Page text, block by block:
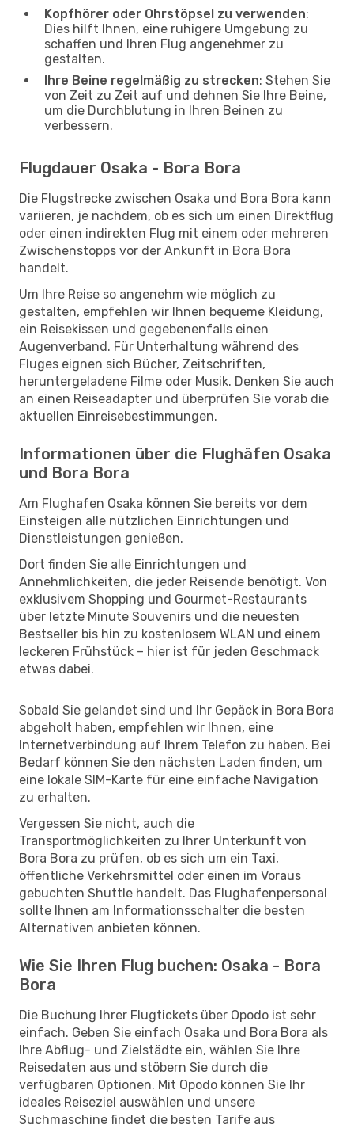
Kopfhörer oder Ohrstöpsel zu verwenden:
Dies hilft Ihnen, eine ruhigere Umgebung zu
schaffen und Ihren Flug angenehmer zu
gestalten.
Ihre Beine regelmäßig zu strecken: Stehen Sie
von Zeit zu Zeit auf und dehnen Sie Ihre Beine,
um die Durchblutung in Ihren Beinen zu
verbessern.
Flugdauer Osaka - Bora Bora
Die Flugstrecke zwischen Osaka und Bora Bora kann
variieren, je nachdem, ob es sich um einen Direktflug
oder einen indirekten Flug mit einem oder mehreren
Zwischenstopps vor der Ankunft in Bora Bora
handelt.
Um Ihre Reise so angenehm wie möglich zu
gestalten, empfehlen wir Ihnen bequeme Kleidung,
ein Reisekissen und gegebenenfalls einen
Augenverband. Für Unterhaltung während des
Fluges eignen sich Bücher, Zeitschriften,
heruntergeladene Filme oder Musik. Denken Sie auch
an einen Reiseadapter und überprüfen Sie vorab die
aktuellen Einreisebestimmungen.
Informationen über die Flughäfen Osaka
und Bora Bora
Am Flughafen Osaka können Sie bereits vor dem
Einsteigen alle nützlichen Einrichtungen und
Dienstleistungen genießen.
Dort finden Sie alle Einrichtungen und
Annehmlichkeiten, die jeder Reisende benötigt. Von
exklusivem Shopping und Gourmet-Restaurants
über letzte Minute Souvenirs und die neuesten
Bestseller bis hin zu kostenlosem WLAN und einem
leckeren Frühstück – hier ist für jeden Geschmack
etwas dabei.
Sobald Sie gelandet sind und Ihr Gepäck in Bora Bora
abgeholt haben, empfehlen wir Ihnen, eine
Internetverbindung auf Ihrem Telefon zu haben. Bei
Bedarf können Sie den nächsten Laden finden, um
eine lokale SIM-Karte für eine einfache Navigation
zu erhalten.
Vergessen Sie nicht, auch die
Transportmöglichkeiten zu Ihrer Unterkunft von
Bora Bora zu prüfen, ob es sich um ein Taxi,
öffentliche Verkehrsmittel oder einen im Voraus
gebuchten Shuttle handelt. Das Flughafenpersonal
sollte Ihnen am Informationsschalter die besten
Alternativen anbieten können.
Wie Sie Ihren Flug buchen: Osaka - Bora
Bora
Die Buchung Ihrer Flugtickets über Opodo ist sehr
einfach. Geben Sie einfach Osaka und Bora Bora als
Ihre Abflug- und Zielstädte ein, wählen Sie Ihre
Reisedaten aus und stöbern Sie durch die
verfügbaren Optionen. Mit Opodo können Sie Ihr
ideales Reiseziel auswählen und unsere
Suchmaschine findet die besten Tarife aus